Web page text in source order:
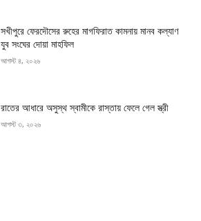
সখীপুরে ফেরদৌসের রুহের মাগফিরাত কামনায় মানব কল্যাণ
যুব সংঘের দোয়া মাহফিল
আগস্ট ৪, ২০২৬
রাতের আধারে অসুস্থ স্বামীকে রাস্তায় ফেলে গেল স্ত্রী
আগস্ট ৩, ২০২৬